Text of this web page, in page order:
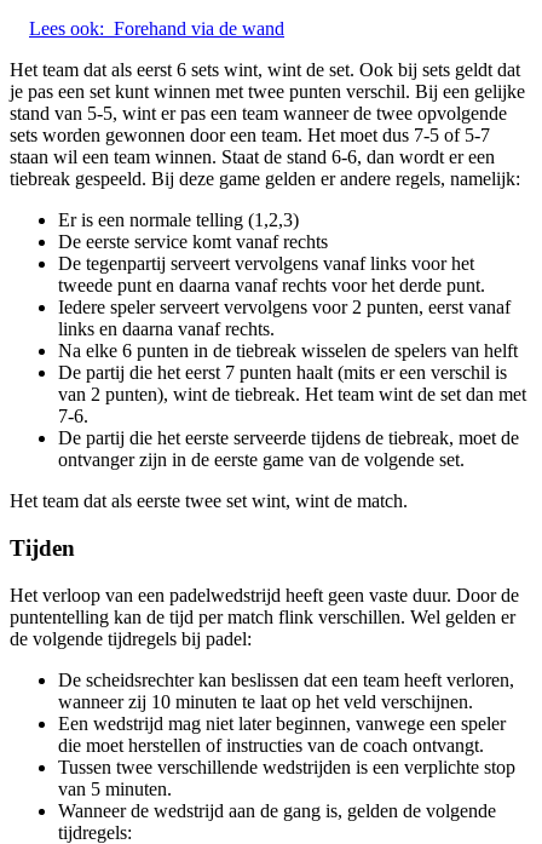
Lees ook: Forehand via de wand
Het team dat als eerst 6 sets wint, wint de set. Ook bij sets geldt dat
je pas een set kunt winnen met twee punten verschil. Bij een gelijke
stand van 5-5, wint er pas een team wanneer de twee opvolgende
sets worden gewonnen door een team. Het moet dus 7-5 of 5-7
staan wil een team winnen. Staat de stand 6-6, dan wordt er een
tiebreak gespeeld. Bij deze game gelden er andere regels, namelijk:
Er is een normale telling (1,2,3)
De eerste service komt vanaf rechts
De tegenpartij serveert vervolgens vanaf links voor het
tweede punt en daarna vanaf rechts voor het derde punt.
Iedere speler serveert vervolgens voor 2 punten, eerst vanaf
links en daarna vanaf rechts.
Na elke 6 punten in de tiebreak wisselen de spelers van helft
De partij die het eerst 7 punten haalt (mits er een verschil is
van 2 punten), wint de tiebreak. Het team wint de set dan met
7-6.
De partij die het eerste serveerde tijdens de tiebreak, moet de
ontvanger zijn in de eerste game van de volgende set.
Het team dat als eerste twee set wint, wint de match.
Tijden
Het verloop van een padelwedstrijd heeft geen vaste duur. Door de
puntentelling kan de tijd per match flink verschillen. Wel gelden er
de volgende tijdregels bij padel:
De scheidsrechter kan beslissen dat een team heeft verloren,
wanneer zij 10 minuten te laat op het veld verschijnen.
Een wedstrijd mag niet later beginnen, vanwege een speler
die moet herstellen of instructies van de coach ontvangt.
Tussen twee verschillende wedstrijden is een verplichte stop
van 5 minuten.
Wanneer de wedstrijd aan de gang is, gelden de volgende
tijdregels: